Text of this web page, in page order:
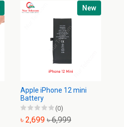
New
Apple iPhone 12 mini
Battery
(0)
৳ 2,699 ৳ 6,999